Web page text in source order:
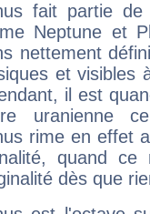
fait partie
Neptune et
nettement
et visibles
il est
uranienne
rime en effet
quand ce
dès que